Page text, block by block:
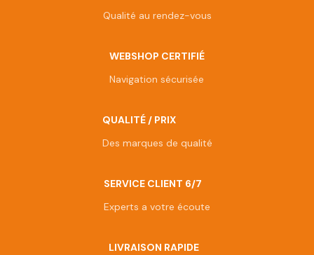
Qualité au rendez-vous
WEBSHOP CERTIFIÉ
Navigation sécurisée
QUALITÉ / PRIX
Des marques de qualité
SERVICE CLIENT 6/7
Experts a votre écoute
LIVRAISON RAPIDE